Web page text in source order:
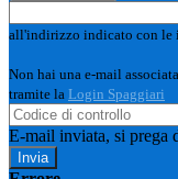
all'indirizzo indicato con le
Non hai una e-mail
tramite la Login Spaggiari
E-mail inviata, si prega